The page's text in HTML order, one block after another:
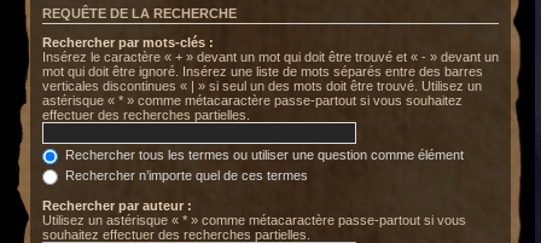
REQUÊTE DE LA RECHERCHE
Rechercher par mots-clés :
Insérez le caractère « + » devant un mot qui doit être trouvé et « - » devant un
mot qui doit être ignoré. Insérez une liste de mots séparés entre des barres
verticales discontinues « | » si seul un des mots doit être trouvé. Utilisez un
astérisque « * » comme métacaractère passe-partout si vous souhaitez
effectuer des recherches partielles.
Rechercher tous les termes ou utiliser une question comme élément
Rechercher n’importe quel de ces termes
Rechercher par auteur :
Utilisez un astérisque « * » comme métacaractère passe-partout si vous
souhaitez effectuer des recherches partielles.